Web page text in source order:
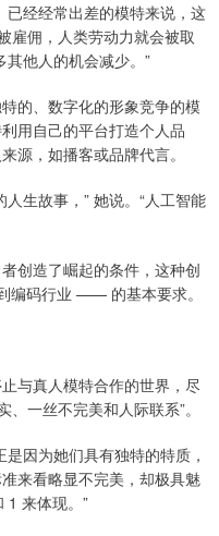
经经常出差的模特来说，这
雇佣，人类劳动力就会被取
他人的机会减少。”
的、数字化的形象竞争的模
用自己的平台打造个人品
源，如播客或品牌代言。
生故事，” 她说。“人工智能
创造了崛起的条件，这种创
编码行业 —— 的基本要求。
与真人模特合作的世界，尽
一丝不完美和人际联系”。
因为她们具有独特的特质，
来看略显不完美，却极具魅
1 来体现。”